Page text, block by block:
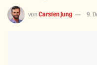
von Carsten Jung 9.